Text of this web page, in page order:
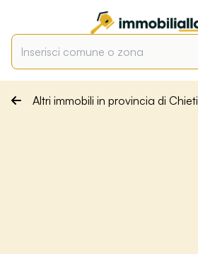
Altri immobili in provincia di Chieti